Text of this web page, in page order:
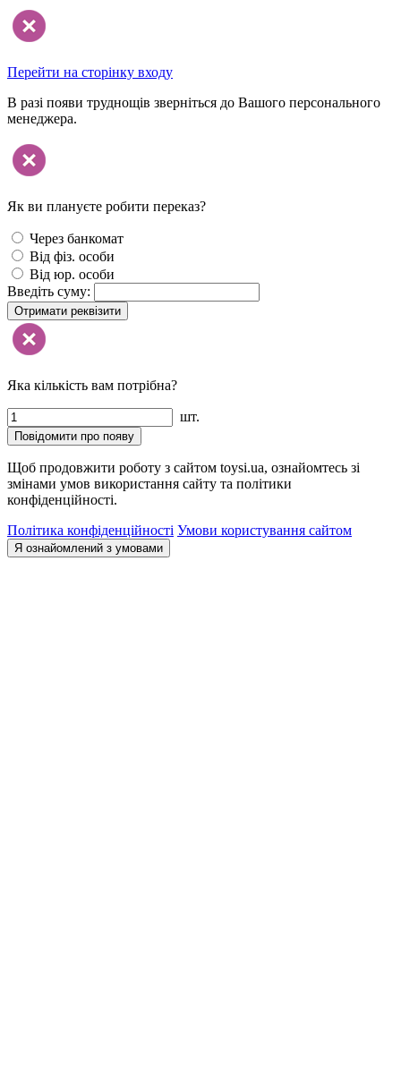
Перейти на сторінку входу
В разі появи труднощів зверніться до Вашого персонального
менеджера.
Як ви плануєте робити переказ?
Через банкомат
Від фіз. особи
Від юр. особи
Введіть суму:
Отримати реквізити
Яка кількість вам потрібна?
шт.
Повідомити про появу
Щоб продовжити роботу з сайтом toysi.ua, ознайомтесь зі
змінами умов використання сайту та політики
конфіденційності.
Політика конфіденційності Умови користування сайтом
Я ознайомлений з умовами